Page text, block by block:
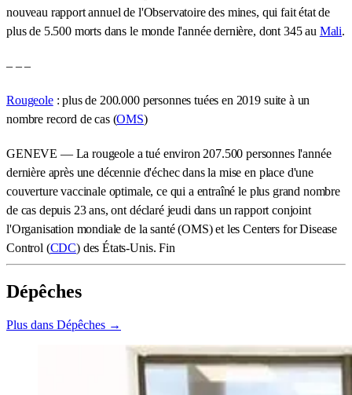
nouveau rapport annuel de l'Observatoire des mines, qui fait état de
plus de 5.500 morts dans le monde l'année dernière, dont 345 au Mali.
– – –
Rougeole: plus de 200.000 personnes tuées en 2019 suite à un
nombre record de cas (OMS)
GENEVE — La rougeole a tué environ 207.500 personnes l'année
dernière après une décennie d'échec dans la mise en place d'une
couverture vaccinale optimale, ce qui a entraîné le plus grand nombre
de cas depuis 23 ans, ont déclaré jeudi dans un rapport conjoint
l'Organisation mondiale de la santé (OMS) et les Centers for Disease
Control (CDC) des États-Unis. Fin
Dépêches
Plus dans Dépêches →